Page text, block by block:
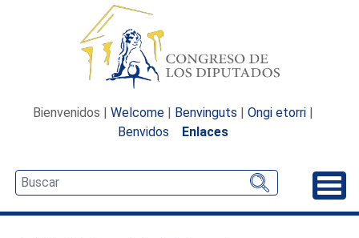
Bienvenidos | Welcome | Benvinguts | Ongi etorri |
Benvidos
Enlaces